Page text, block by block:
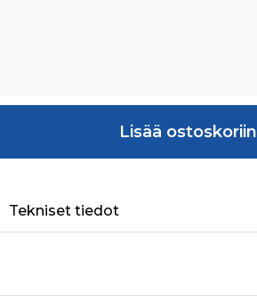
Lisää ostoskoriin
Tekniset tiedot